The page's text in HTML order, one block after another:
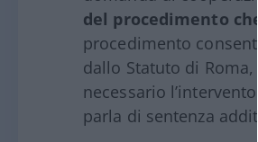
del procedimento
procedimento
dallo Statuto di
necessario
parla di sentenza